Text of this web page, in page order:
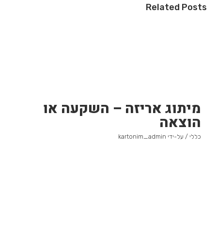
Related Posts
מיתוג אריזה – השקעה או
הוצאה
כללי / על-ידי kartonim_admin